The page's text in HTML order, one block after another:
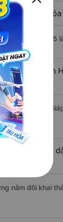
- Thanh
là vào lúc 16:35
Sơn - Thanh
xe đi Bến xe
xe Giáp Bát
nằm đôi khai